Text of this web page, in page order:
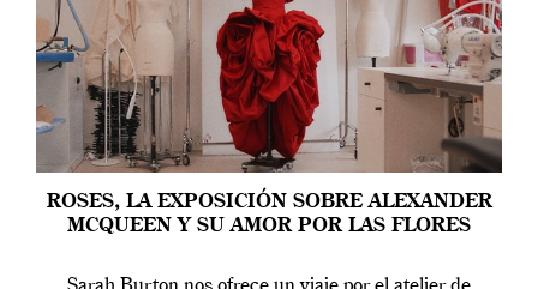
ROSES, LA EXPOSICIÓN SOBRE ALEXANDER
MCQUEEN Y SU AMOR POR LAS FLORES